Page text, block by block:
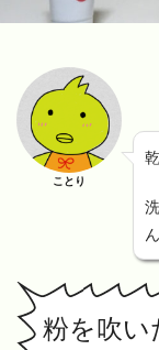
ことり
ん
粉を吹い